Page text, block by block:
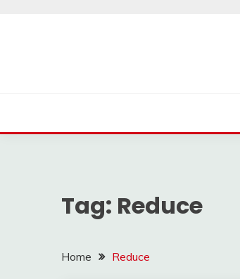
Tag: Reduce
Home Reduce